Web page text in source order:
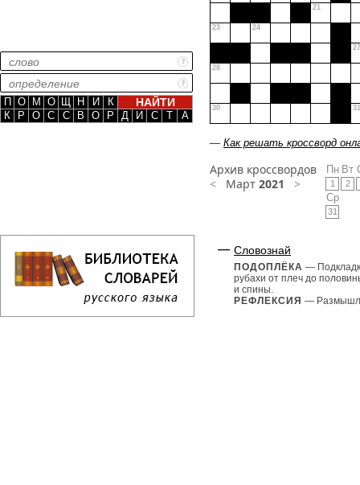
П О М О Щ Н И
К
К
Р О С С В О Р Д И С Т А
21
23 24
27
28
30 31
— Как решать кроссворд
Архив кроссвордов
< Март 2021 >
Пн
1
Вт
2
Ср
31
Словознай
ПОДОПЛЁКА —
рубахи от плеч до
и спины.
РЕФЛЕКСИЯ —